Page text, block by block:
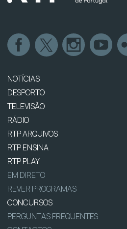
NOTÍCIAS
DESPORTO
TELEVISÃO
RÁDIO
RTP ARQUIVOS
RTP ENSINA
RTP PLAY
EM DIRETO
REVER PROGRAMAS
CONCURSOS
PERGUNTAS FREQUENTES